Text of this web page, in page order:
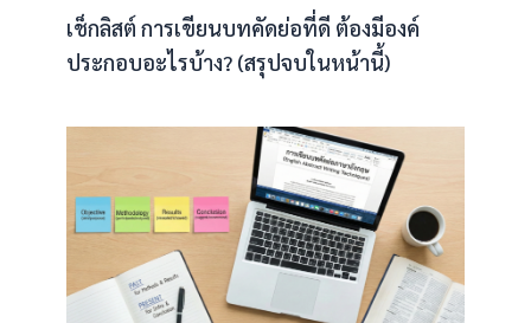
เช็กลิสต์ การเขียนบทคัดย่อที่ดี ต้องมีองค์
ประกอบอะไรบ้าง? (สรุปจบในหน้านี้)